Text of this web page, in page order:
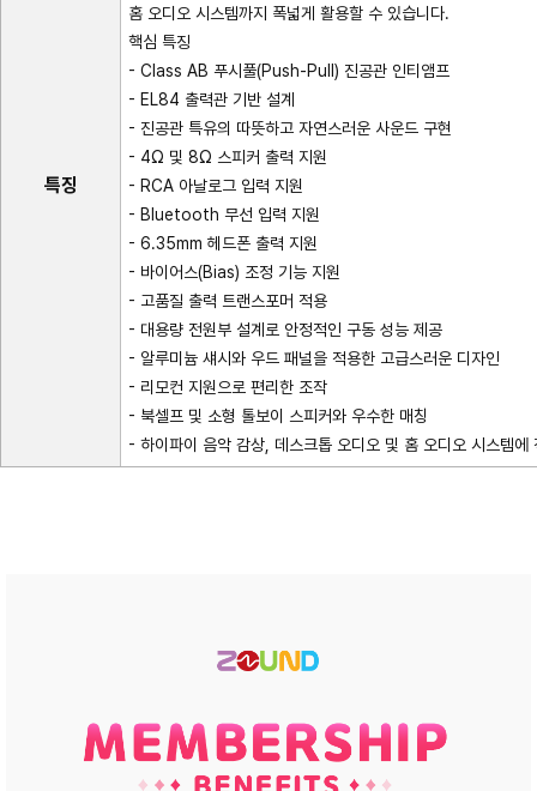
특징
홈 오디오 시스템까지 폭넓게 활용할 수 있습니다.
핵심 특징
- Class AB 푸시풀(Push-Pull) 진공관 인티앰프
- EL84 출력관 기반 설계
- 진공관 특유의 따뜻하고 자연스러운 사운드 구현
- 4Ω 및 8Ω 스피커 출력 지원
- RCA 아날로그 입력 지원
- Bluetooth 무선 입력 지원
- 6.35mm 헤드폰 출력 지원
- 바이어스(Bias) 조정 기능 지원
- 고품질 출력 트랜스포머 적용
- 대용량 전원부 설계로 안정적인 구동 성능 제공
- 알루미늄 섀시와 우드 패널을 적용한 고급스러운 디자인
- 리모컨 지원으로 편리한 조작
- 북셀프 및 소형 톨보이 스피커와 우수한 매칭
- 하이파이 음악 감상, 데스크톱 오디오 및 홈 오디오 시스템에